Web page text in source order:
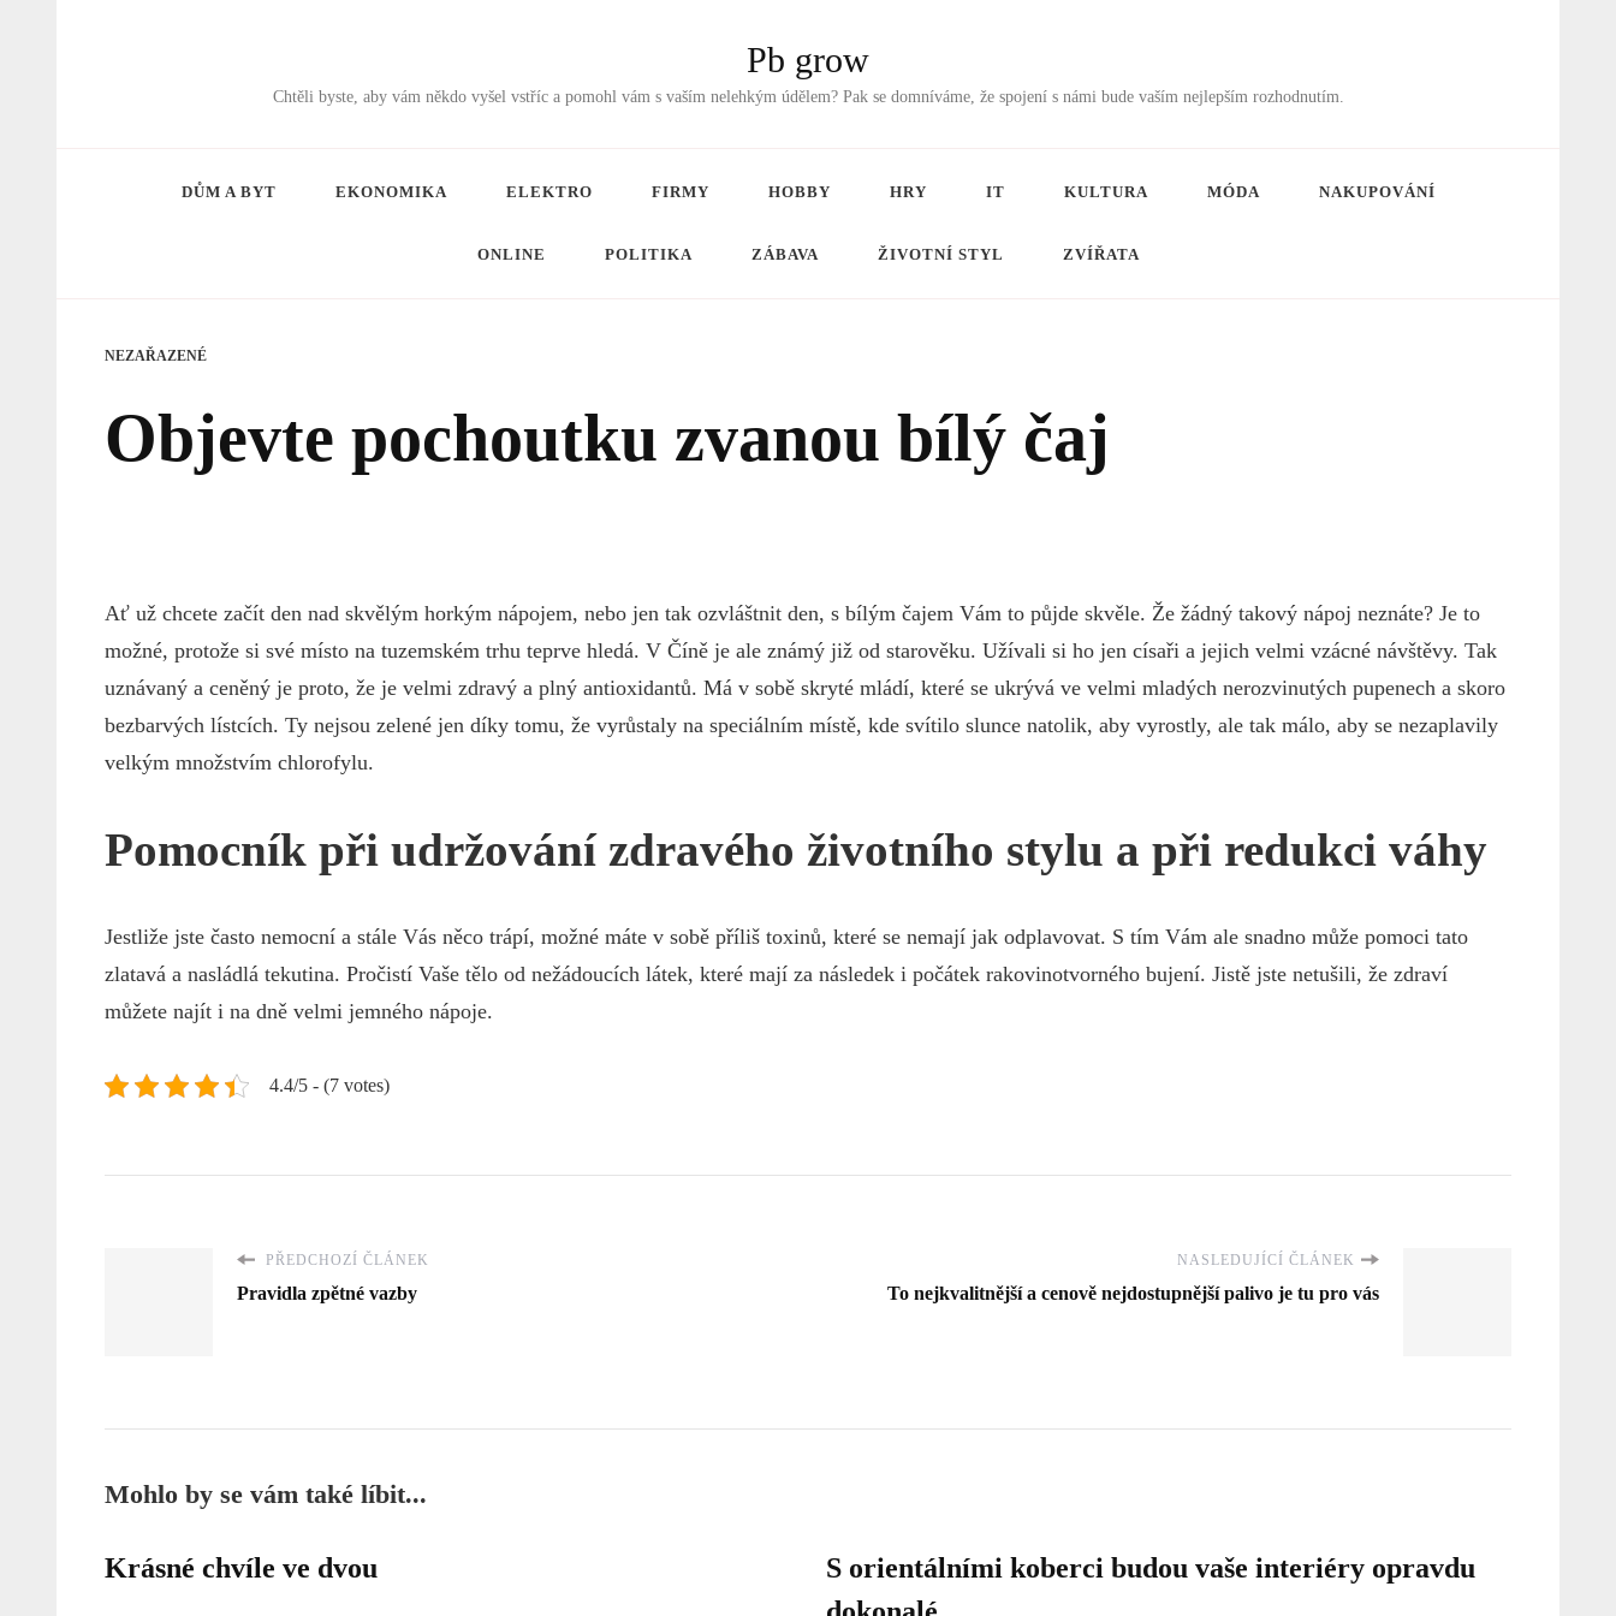
Pb grow
Chtěli byste, aby vám někdo vyšel vstříc a pomohl vám s vaším nelehkým údělem? Pak se domníváme, že spojení s námi bude vaším nejlepším rozhodnutím.
DŮM A BYT EKONOMIKA ELEKTRO FIRMY HOBBY HRY IT KULTURA MÓDA NAKUPOVÁNÍ
ONLINE POLITIKA ZÁBAVA ŽIVOTNÍ STYL ZVÍŘATA
NEZAŘAZENÉ
Objevte pochoutku zvanou bílý čaj
Ať už chcete začít den nad skvělým horkým nápojem, nebo jen tak ozvláštnit den, s bílým čajem Vám to půjde skvěle. Že žádný takový nápoj neznáte? Je to
možné, protože si své místo na tuzemském trhu teprve hledá. V Číně je ale známý již od starověku. Užívali si ho jen císaři a jejich velmi vzácné návštěvy. Tak
uznávaný a ceněný je proto, že je velmi zdravý a plný antioxidantů. Má v sobě skryté mládí, které se ukrývá ve velmi mladých nerozvinutých pupenech a skoro
bezbarvých lístcích. Ty nejsou zelené jen díky tomu, že vyrůstaly na speciálním místě, kde svítilo slunce natolik, aby vyrostly, ale tak málo, aby se nezaplavily
velkým množstvím chlorofylu.
Pomocník při udržování zdravého životního stylu a při redukci váhy
Jestliže jste často nemocní a stále Vás něco trápí, možné máte v sobě příliš toxinů, které se nemají jak odplavovat. S tím Vám ale snadno může pomoci tato
zlatavá a nasládlá tekutina. Pročistí Vaše tělo od nežádoucích látek, které mají za následek i počátek rakovinotvorného bujení. Jistě jste netušili, že zdraví
můžete najít i na dně velmi jemného nápoje.
4.4/5 - (7 votes)
PŘEDCHOZÍ ČLÁNEK
Pravidla zpětné vazby
NASLEDUJÍCÍ ČLÁNEK
To nejkvalitnější a cenově nejdostupnější palivo je tu pro vás
Mohlo by se vám také líbit...
Krásné chvíle ve dvou
S orientálními koberci budou vaše interiéry opravdu